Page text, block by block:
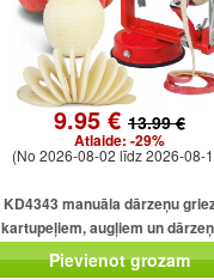
9.95 € 13.99 €
Atlaide: -29%
(No 2026-08-02 līdz 2026-08-
KD4343 manuāla dārzeņu
kartupeļiem, augļiem un
Pievienot grozam